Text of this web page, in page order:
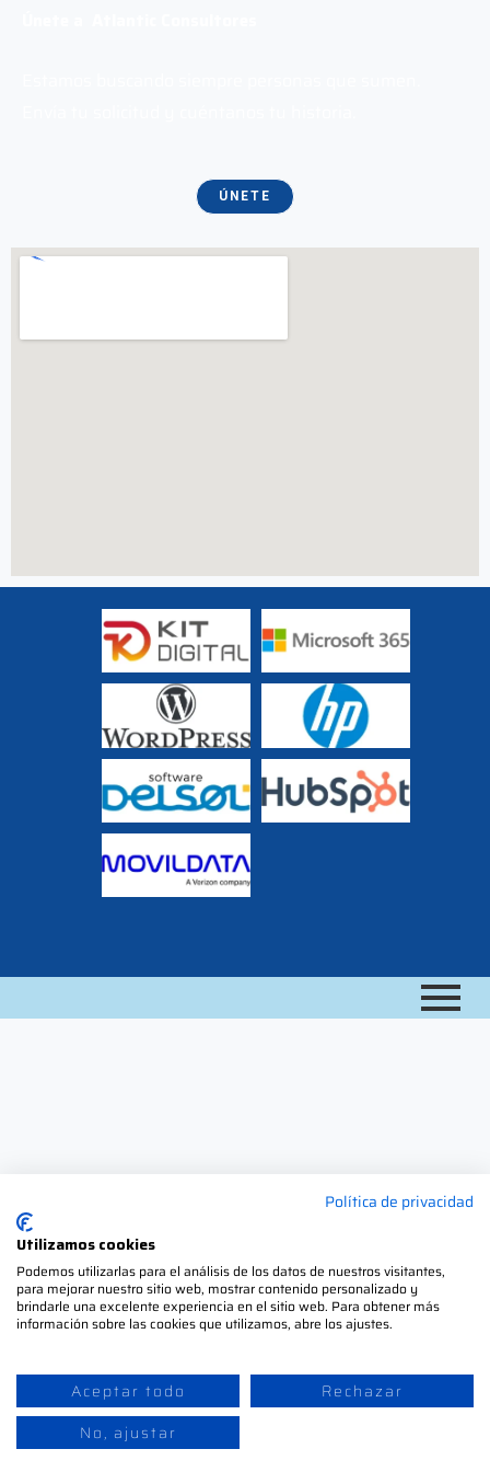
ÚNETE
Política de privacidad
Utilizamos cookies
Podemos utilizarlas para el análisis de los datos de nuestros visitantes,
para mejorar nuestro sitio web, mostrar contenido personalizado y
brindarle una excelente experiencia en el sitio web. Para obtener más
información sobre las cookies que utilizamos, abre los ajustes.
Aceptar todo
Rechazar
No, ajustar